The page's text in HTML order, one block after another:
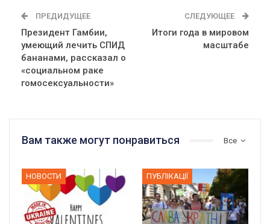
ПРЕДИДУЩЕЕ
Президент Гамбии,
умеющий лечить СПИД
бананами, рассказал о
«социальном раке
гомосексуальности»
СЛЕДУЮЩЕЕ
Итоги года в мировом
масштабе
Все
Вам также могут понравиться
НОВОСТИ ПУБЛІКАЦІЇ